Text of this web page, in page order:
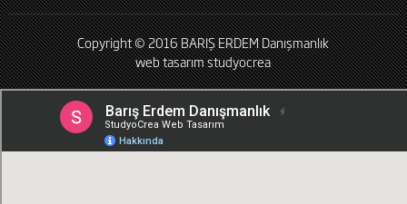
Copyright © 2016 BARIŞ ERDEM Danışmanlık
web tasarımstudyocrea